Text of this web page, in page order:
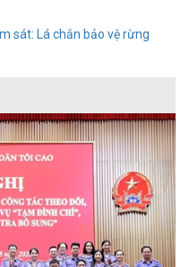
sát: Lá chắn bảo vệ rừng